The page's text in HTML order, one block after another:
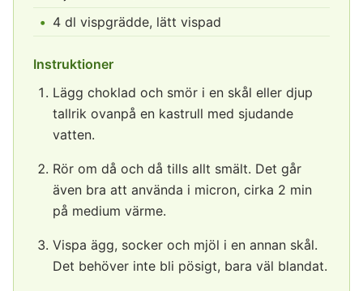
4 dl vispgrädde, lätt vispad
Instruktioner
Lägg choklad och smör i en skål eller djup
tallrik ovanpå en kastrull med sjudande
vatten.
Rör om då och då tills allt smält. Det går
även bra att använda i micron, cirka 2 min
på medium värme.
Vispa ägg, socker och mjöl i en annan skål.
Det behöver inte bli pösigt, bara väl blandat.